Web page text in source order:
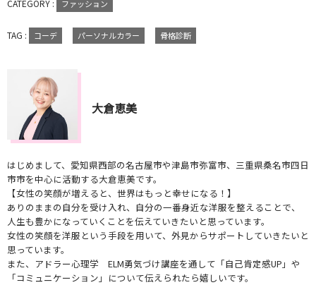
CATEGORY : ファッション
TAG : コーデ パーソナルカラー 骨格診断
大倉恵美
はじめまして、愛知県西部の名古屋市や津島市弥富市、三重県桑名市四日
市市を中心に活動する大倉恵美です。
【女性の笑顔が増えると、世界はもっと幸せになる！】
ありのままの自分を受け入れ、自分の一番身近な洋服を整えることで、
人生も豊かになっていくことを伝えていきたいと思っています。
女性の笑顔を洋服という手段を用いて、外見からサポートしていきたいと
思っています。
また、アドラー心理学 ELM勇気づけ講座を通して「自己肯定感UP」や
「コミュニケーション」について伝えられたら嬉しいです。